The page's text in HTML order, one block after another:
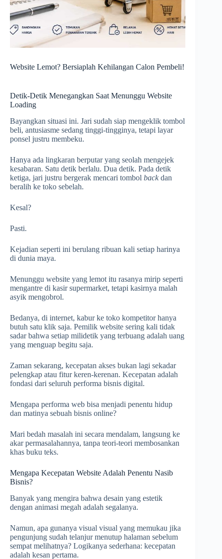
Website Lemot? Bersiaplah Kehilangan Calon Pembeli!
Detik-Detik Menegangkan Saat Menunggu Website
Loading
Bayangkan situasi ini. Jari sudah siap mengeklik tombol
beli, antusiasme sedang tinggi-tingginya, tetapi layar
ponsel justru membeku.
Hanya ada lingkaran berputar yang seolah mengejek
kesabaran. Satu detik berlalu. Dua detik. Pada detik
ketiga, jari justru bergerak mencari tombol back dan
beralih ke toko sebelah.
Kesal?
Pasti.
Kejadian seperti ini berulang ribuan kali setiap harinya
di dunia maya.
Menunggu website yang lemot itu rasanya mirip seperti
mengantre di kasir supermarket, tetapi kasirnya malah
asyik mengobrol.
Bedanya, di internet, kabur ke toko kompetitor hanya
butuh satu klik saja. Pemilik website sering kali tidak
sadar bahwa setiap milidetik yang terbuang adalah uang
yang menguap begitu saja.
Zaman sekarang, kecepatan akses bukan lagi sekadar
pelengkap atau fitur keren-kerenan. Kecepatan adalah
fondasi dari seluruh performa bisnis digital.
Mengapa performa web bisa menjadi penentu hidup
dan matinya sebuah bisnis online?
Mari bedah masalah ini secara mendalam, langsung ke
akar permasalahannya, tanpa teori-teori membosankan
khas buku teks.
Mengapa Kecepatan Website Adalah Penentu Nasib
Bisnis?
Banyak yang mengira bahwa desain yang estetik
dengan animasi megah adalah segalanya.
Namun, apa gunanya visual visual yang memukau jika
pengunjung sudah telanjur menutup halaman sebelum
sempat melihatnya? Logikanya sederhana: kecepatan
adalah kesan pertama.